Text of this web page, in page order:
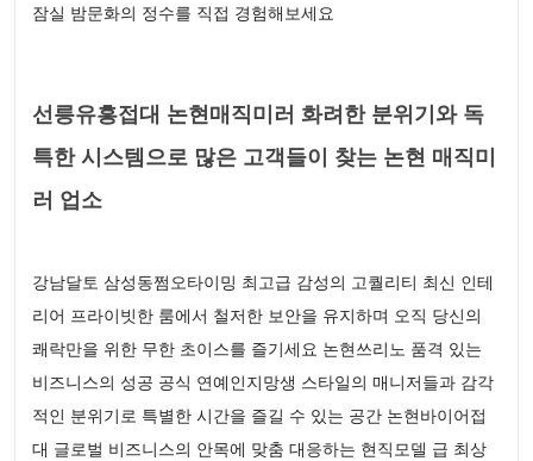
잠실 밤문화의 정수를 직접 경험해보세요
선릉유흥접대 논현매직미러 화려한 분위기와 독
특한 시스템으로 많은 고객들이 찾는 논현 매직미
러 업소
강남달토 삼성동쩜오타이밍 최고급 감성의 고퀄리티 최신 인테
리어 프라이빗한 룸에서 철저한 보안을 유지하며 오직 당신의
쾌락만을 위한 무한 초이스를 즐기세요 논현쓰리노 품격 있는
비즈니스의 성공 공식 연예인지망생 스타일의 매니저들과 감각
적인 분위기로 특별한 시간을 즐길 수 있는 공간 논현바이어접
대 글로벌 비즈니스의 안목에 맞춤 대응하는 현직모델 급 최상